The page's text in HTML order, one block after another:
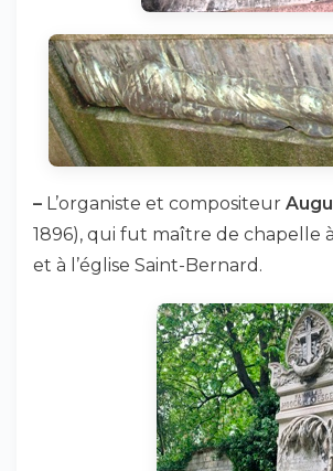
– L’organiste et compositeur
1896), qui fut maître de chapelle
et à l’église Saint-Bernard.